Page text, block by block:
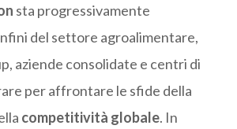
sta progressivamente
del settore agroalimentare,
aziende consolidate e centri di
per affrontare le sfide della
competitività globale. In